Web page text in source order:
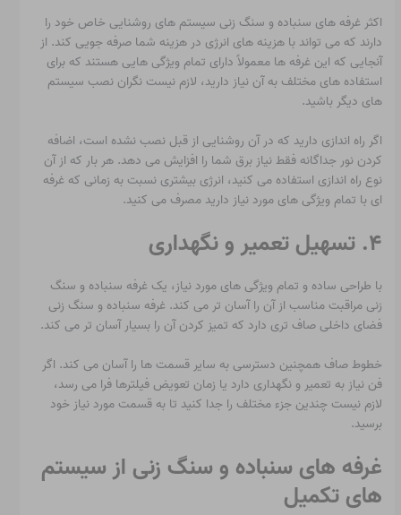
اکثر غرفه های سنباده و سنگ زنی سیستم های روشنایی خاص خود را
دارند که می تواند با هزینه های انرژی در هزینه شما صرفه جویی کند. از
آنجایی که این غرفه ها معمولاً دارای تمام ویژگی هایی هستند که برای
استفاده های مختلف به آن نیاز دارید، لازم نیست نگران نصب سیستم
های دیگر باشید.
اگر راه اندازی دارید که در آن روشنایی از قبل نصب نشده است، اضافه
کردن نور جداگانه فقط نیاز برق شما را افزایش می دهد. هر بار که از آن
نوع راه اندازی استفاده می کنید، انرژی بیشتری نسبت به زمانی که غرفه
ای با تمام ویژگی های مورد نیاز دارید مصرف می کنید.
۴. تسهیل تعمیر و نگهداری
با طراحی ساده و تمام ویژگی های مورد نیاز، یک غرفه سنباده و سنگ
زنی مراقبت مناسب از آن را آسان تر می کند. غرفه سنباده و سنگ زنی
فضای داخلی صاف تری دارد که تمیز کردن آن را بسیار آسان تر می کند.
خطوط صاف همچنین دسترسی به سایر قسمت ها را آسان می کند. اگر
فن نیاز به تعمیر و نگهداری دارد یا زمان تعویض فیلترها فرا می رسد،
لازم نیست چندین جزء مختلف را جدا کنید تا به قسمت مورد نیاز خود
برسید.
غرفه های سنباده و سنگ زنی از سیستم
های تکمیل